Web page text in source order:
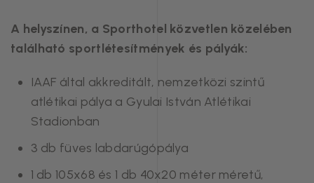
A helyszínen, a Sporthotel közvetlen közelében
található sportlétesítmények és pályák:
IAAF által akkreditált, nemzetközi szintű
atlétikai pálya a Gyulai István Atlétikai
Stadionban
3 db füves labdarúgópálya
1 db 105x68 és 1 db 40x20 méter méretű,